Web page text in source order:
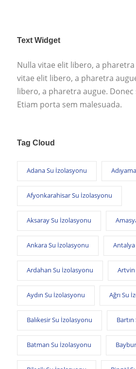
Text Widget
Nulla vitae elit libero, a
vitae elit libero, a pharetra
libero, a pharetra augue.
Etiam porta sem malesuada.
Tag Cloud
Adana Su İzolasyonu
Afyonkarahisar Su İzolasyonu
Aksaray Su İzolasyonu
Ankara Su İzolasyonu
Ardahan Su İzolasyonu Artvin
Aydın Su İzolasyonu Ağrı Su
Balıkesir Su İzolasyonu
Batman Su İzolasyonu